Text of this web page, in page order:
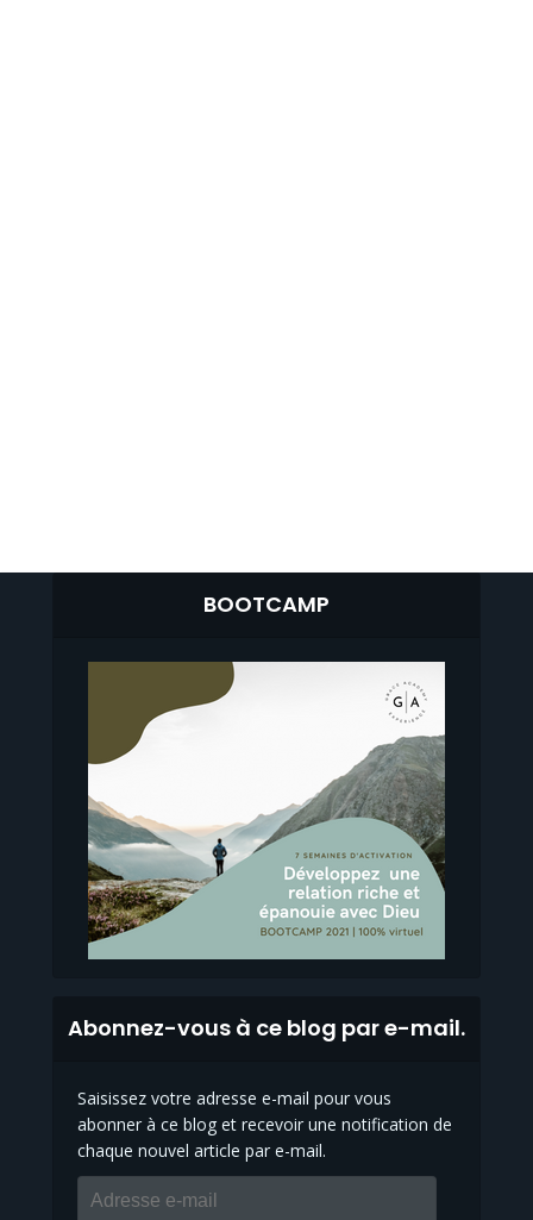
BOOTCAMP
Abonnez-vous à ce blog par e-mail.
Saisissez votre adresse e-mail pour vous
abonner à ce blog et recevoir une notification de
chaque nouvel article par e-mail.
Adresse
e-